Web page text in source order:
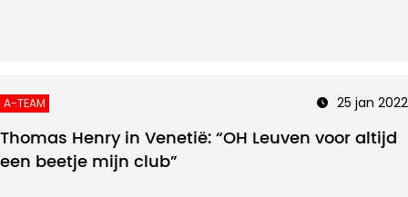
A-TEAM 25 jan 2022
Thomas Henry in Venetië: “OH Leuven voor altijd
een beetje mijn club”